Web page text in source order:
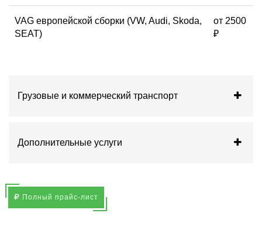
VAG европейской сборки (VW, Audi, Skoda,
SEAT)
от 2500
₽
Грузовые и коммерческий транспорт
Дополнительные услуги
Полный прайс-лист